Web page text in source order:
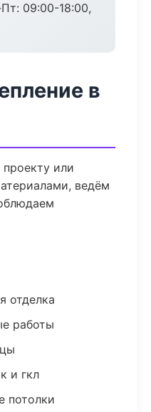
09:00-18:00,
в
или
ведём
отделка
работы
и гкл
потолки